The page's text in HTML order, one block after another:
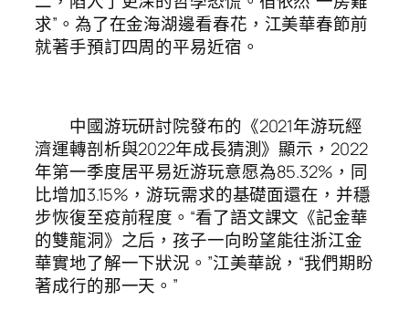
求”。為了在金海湖邊看春花，江美華春節前
就著手預訂四周的平易近宿。
中國游玩研討院發布的《2021年游玩經
濟運轉剖析與2022年成長猜測》顯示，2022
年第一季度居平易近游玩意愿為85.32%，同
比增加3.15%，游玩需求的基礎面還在，并穩
步恢復至疫前程度。“看了語文課文《記金華
的雙龍洞》之后，孩子一向盼望能往浙江金
華實地了解一下狀況。”江美華說，“我們期盼
著成行的那一天。”